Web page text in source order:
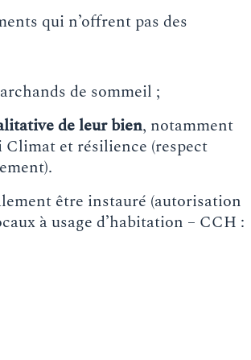
qui n’offrent pas des
de sommeil ;
de leur bien, notamment
et résilience (respect
être instauré (autorisation
à usage d’habitation – CCH :